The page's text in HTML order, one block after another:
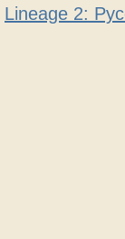
Lineage 2: